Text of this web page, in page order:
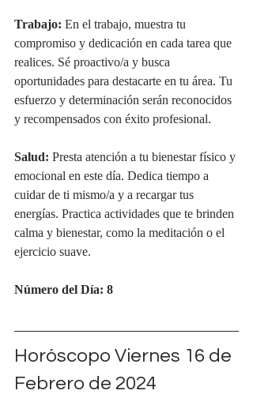
Trabajo: En el trabajo, muestra tu
compromiso y dedicación en cada tarea que
realices. Sé proactivo/a y busca
oportunidades para destacarte en tu área. Tu
esfuerzo y determinación serán reconocidos
y recompensados con éxito profesional.
Salud: Presta atención a tu bienestar físico y
emocional en este día. Dedica tiempo a
cuidar de ti mismo/a y a recargar tus
energías. Practica actividades que te brinden
calma y bienestar, como la meditación o el
ejercicio suave.
Número del Día: 8
Horóscopo Viernes 16 de
Febrero de 2024